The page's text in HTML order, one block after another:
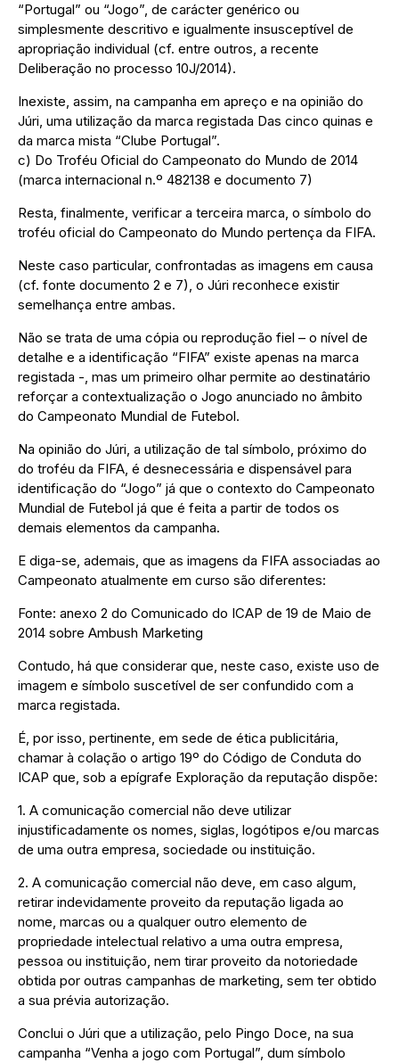
“Portugal” ou “Jogo”, de carácter genérico ou
simplesmente descritivo e igualmente insusceptível de
apropriação individual (cf. entre outros, a recente
Deliberação no processo 10J/2014).
Inexiste, assim, na campanha em apreço e na opinião do
Júri, uma utilização da marca registada Das cinco quinas e
da marca mista “Clube Portugal”.
c) Do Troféu Oficial do Campeonato do Mundo de 2014
(marca internacional n.º 482138 e documento 7)
Resta, finalmente, verificar a terceira marca, o símbolo do
troféu oficial do Campeonato do Mundo pertença da FIFA.
Neste caso particular, confrontadas as imagens em causa
(cf. fonte documento 2 e 7), o Júri reconhece existir
semelhança entre ambas.
Não se trata de uma cópia ou reprodução fiel – o nível de
detalhe e a identificação “FIFA” existe apenas na marca
registada -, mas um primeiro olhar permite ao destinatário
reforçar a contextualização o Jogo anunciado no âmbito
do Campeonato Mundial de Futebol.
Na opinião do Júri, a utilização de tal símbolo, próximo do
do troféu da FIFA, é desnecessária e dispensável para
identificação do “Jogo” já que o contexto do Campeonato
Mundial de Futebol já que é feita a partir de todos os
demais elementos da campanha.
E diga-se, ademais, que as imagens da FIFA associadas ao
Campeonato atualmente em curso são diferentes:
Fonte: anexo 2 do Comunicado do ICAP de 19 de Maio de
2014 sobre Ambush Marketing
Contudo, há que considerar que, neste caso, existe uso de
imagem e símbolo suscetível de ser confundido com a
marca registada.
É, por isso, pertinente, em sede de ética publicitária,
chamar à colação o artigo 19º do Código de Conduta do
ICAP que, sob a epígrafe Exploração da reputação dispõe:
1. A comunicação comercial não deve utilizar
injustificadamente os nomes, siglas, logótipos e/ou marcas
de uma outra empresa, sociedade ou instituição.
2. A comunicação comercial não deve, em caso algum,
retirar indevidamente proveito da reputação ligada ao
nome, marcas ou a qualquer outro elemento de
propriedade intelectual relativo a uma outra empresa,
pessoa ou instituição, nem tirar proveito da notoriedade
obtida por outras campanhas de marketing, sem ter obtido
a sua prévia autorização.
Conclui o Júri que a utilização, pelo Pingo Doce, na sua
campanha “Venha a jogo com Portugal”, dum símbolo